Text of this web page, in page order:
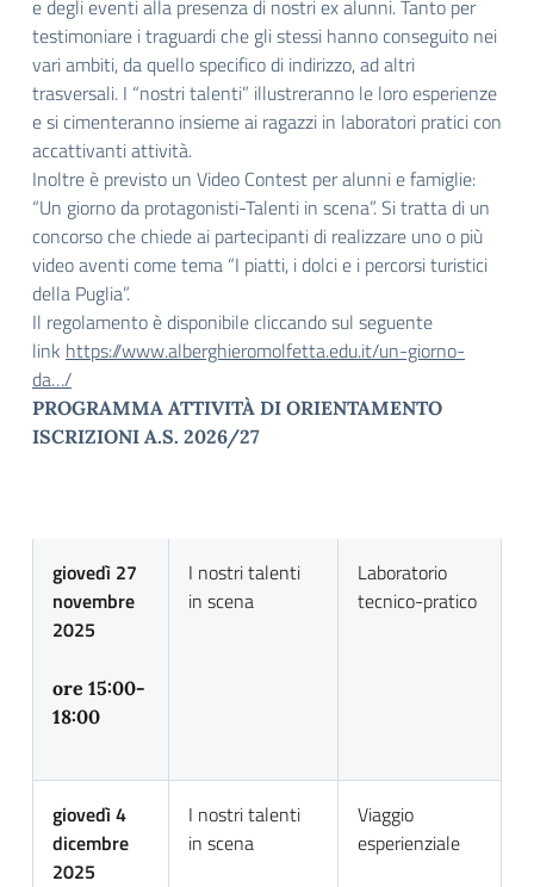
e degli eventi alla presenza di nostri ex alunni. Tanto per
testimoniare i traguardi che gli stessi hanno conseguito nei
vari ambiti, da quello specifico di indirizzo, ad altri
trasversali. I “nostri talenti” illustreranno le loro esperienze
e si cimenteranno insieme ai ragazzi in laboratori pratici con
accattivanti attività.
Inoltre è previsto un Video Contest per alunni e famiglie:
“Un giorno da protagonisti-Talenti in scena”. Si tratta di un
concorso che chiede ai partecipanti di realizzare uno o più
video aventi come tema “I piatti, i dolci e i percorsi turistici
della Puglia”.
Il regolamento è disponibile cliccando sul seguente
link https://www.alberghieromolfetta.edu.it/un-giorno-
da…/
PROGRAMMA ATTIVITÀ DI ORIENTAMENTO
ISCRIZIONI A.S. 2026/27
giovedì 27
novembre
2025
ore 15:00-
18:00
I nostri talenti
in scena
Laboratorio
tecnico-pratico
giovedì 4
dicembre
2025
I nostri talenti
in scena
Viaggio
esperienziale